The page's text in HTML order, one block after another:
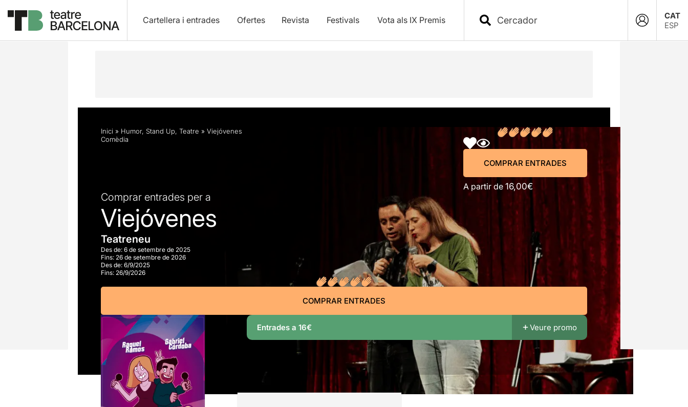
Cartellera i entrades Ofertes Revista Festivals Vota als IX Premis
CAT
ESP
Descripció Horaris Fitxa artística Opinions Info pràctica COMPRAR ENTRADES
Inici » Humor, Stand Up, Teatre » Viejóvenes
Comèdia
A partir de 16,00€
COMPRAR ENTRADES
Comprar entrades per a
Viejóvenes
Teatreneu
Des de: 6 de setembre de 2025
Fins: 26 de setembre de 2026
Des de: 6/9/2025
Fins: 26/9/2026
COMPRAR ENTRADES
Entrades a 16€ Veure promo